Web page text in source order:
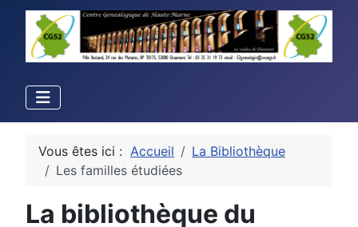
Vous êtes ici : Accueil
La Bibliothèque
Les familles étudiées
La bibliothèque du